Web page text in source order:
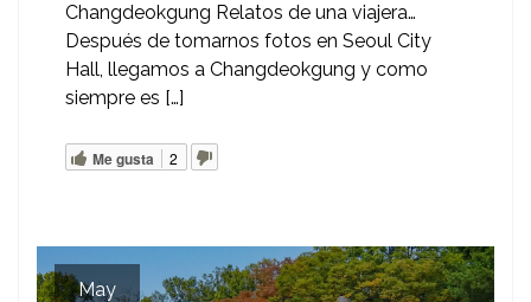
Changdeokgung Relatos de una viajera…
Después de tomarnos fotos en Seoul City
Hall, llegamos a Changdeokgung y como
siempre es […]
Me gusta 2
May